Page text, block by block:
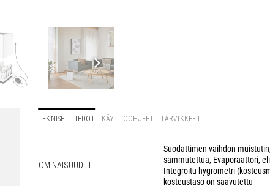
TEKNISET TIEDOT KÄYTTÖOHJEET TARVIKKEET
OMINAISUUDET
Suodattimen vaihdon muistutin
sammutettua, Evaporaattori,
Integroitu hygrometri
kosteustaso on saavutettu